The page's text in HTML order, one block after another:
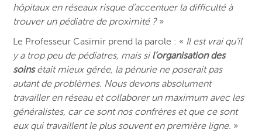
hôpitaux en réseaux risque d’accentuerla difficulté à
trouver un pédiatre de proximité ?»
Le Professeur Casimir prend la parole : « Il est vrai qu’il
y a trop peu de pédiatres, mais si l’organisation des
soinsétait mieux gérée, la pénurie ne poserait pas
autant de problèmes. Nous devons absolument
travailler en réseau et collaborer un maximum avec les
généralistes, car ce sont nos confrères et que ce sont
eux qui travaillent le plus souvent en première ligne. »